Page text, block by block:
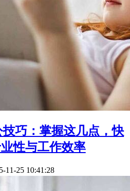
巧：掌握这几点，快
性与工作效率
11-25 10:41:28